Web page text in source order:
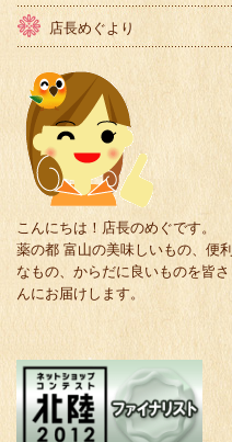
店長めぐより
こんにちは！店長のめぐです。
薬の都 富山の美味しいもの、便利
なもの、からだに良いものを皆さ
んにお届けします。